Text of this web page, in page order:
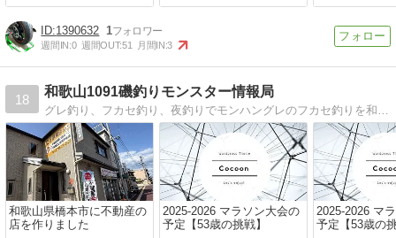
1390632 1
週間IN:0 週間OUT:51 月間IN:3
18
和歌山1091磯釣りモンスター情報局
和歌山県橋本市に不動産の
店を作りました
2025-2026 マラソン大会の
予定【53歳の挑戦】
2025-2026 マ
予定【53歳の